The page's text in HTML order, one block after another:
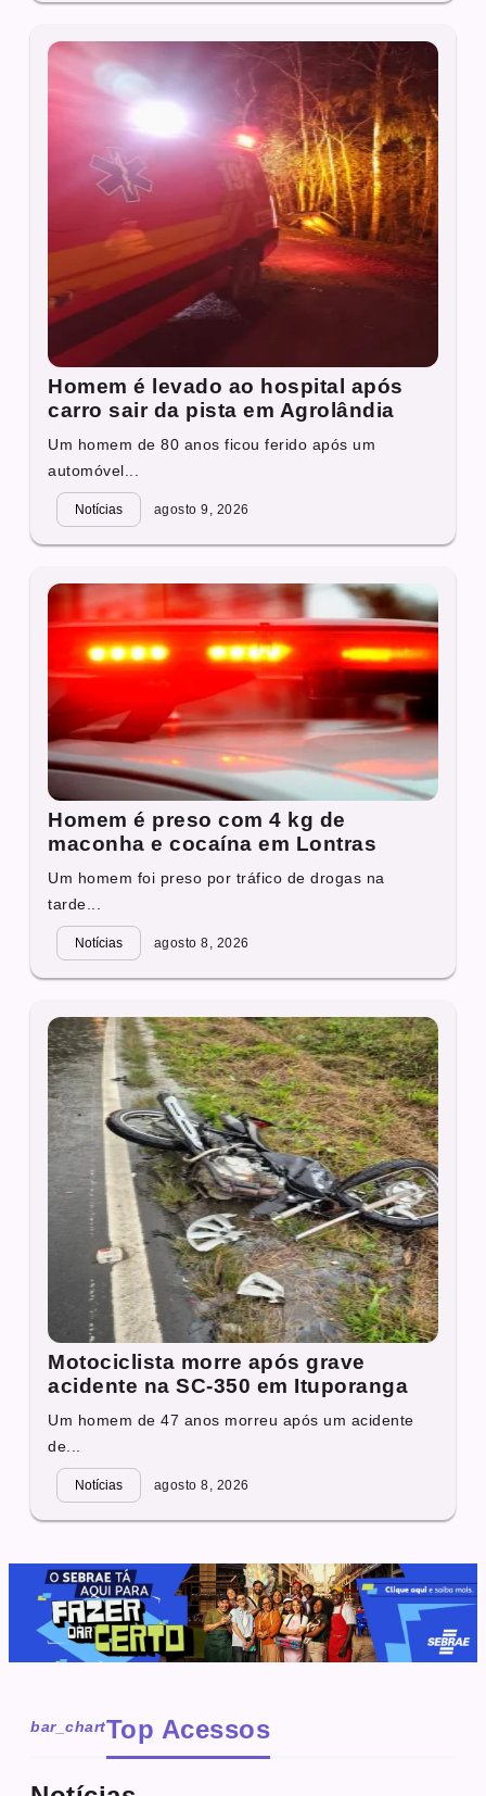
Homem é levado ao hospital após
carro sair da pista em Agrolândia
Um homem de 80 anos ficou ferido após um
automóvel...
Notícias agosto 9, 2026
Homem é preso com 4 kg de
maconha e cocaína em Lontras
Um homem foi preso por tráfico de drogas na
tarde...
Notícias agosto 8, 2026
Motociclista morre após grave
acidente na SC-350 em Ituporanga
Um homem de 47 anos morreu após um acidente
de...
Notícias agosto 8, 2026
bar_chartTop Acessos